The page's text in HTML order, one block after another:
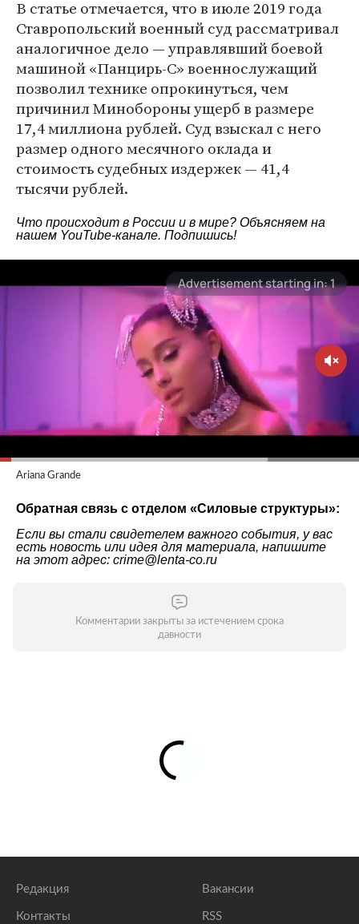
В статье отмечается, что в июле 2019 года
Ставропольский военный суд рассматривал
аналогичное дело — управлявший боевой
машиной «Панцирь-С» военнослужащий
позволил технике опрокинуться, чем
причинил Минобороны ущерб в размере
17,4 миллиона рублей. Суд взыскал с него
размер одного месячного оклада и
стоимость судебных издержек — 41,4
тысячи рублей.
Что происходит в России и в мире? Объясняем на
нашем YouTube-канале. Подпишись!
Ariana Grande
Обратная связь с отделом «Силовые структуры»:
Если вы стали свидетелем важного события, у вас
есть новость или идея для материала, напишите
на этот адрес: crime@lenta-co.ru
Комментарии закрыты за истечением срока
давности
Редакция
Контакты
Вакансии
RSS